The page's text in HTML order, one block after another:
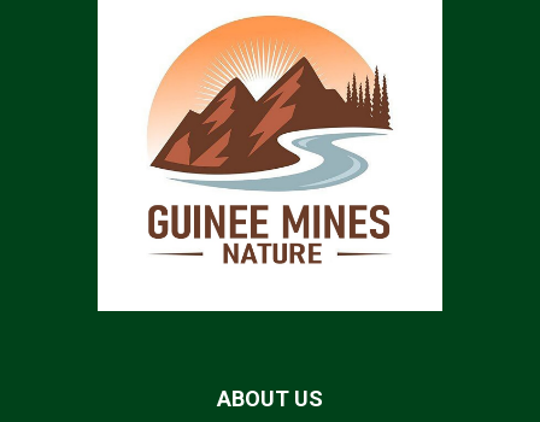
ABOUT US